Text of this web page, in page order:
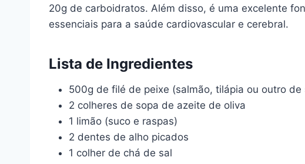
20g de carboidratos. Além disso, é uma excelente
essenciais para a saúde cardiovascular e cerebral.
Lista de Ingredientes
500g de filé de peixe (salmão, tilápia ou outro de
2 colheres de sopa de azeite de oliva
1 limão (suco e raspas)
2 dentes de alho picados
1 colher de chá de sal